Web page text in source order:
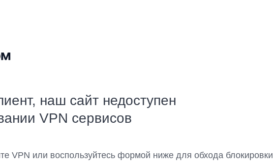
наш сайт недоступен
VPN сервисов
VPN или воспользуйтесь формой ниже для обхода блокировки